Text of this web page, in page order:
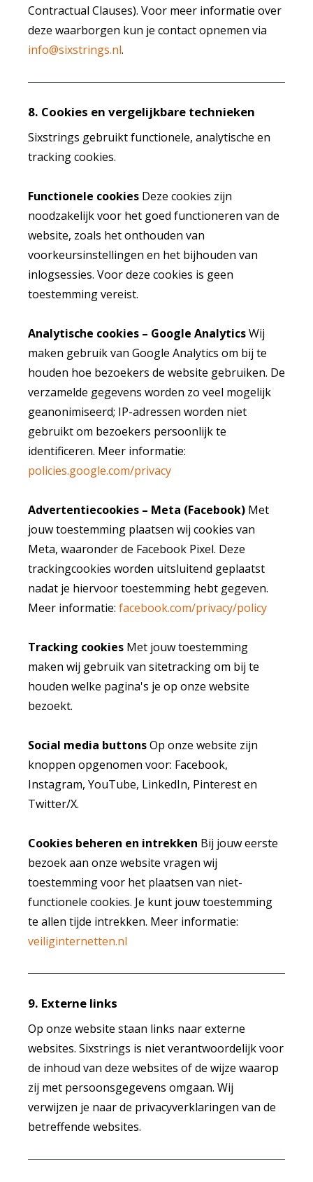
Contractual Clauses). Voor meer informatie over
deze waarborgen kun je contact opnemen via
info@sixstrings.nl.
8. Cookies en vergelijkbare technieken
Sixstrings gebruikt functionele, analytische en
tracking cookies.
Functionele cookies Deze cookies zijn
noodzakelijk voor het goed functioneren van de
website, zoals het onthouden van
voorkeursinstellingen en het bijhouden van
inlogsessies. Voor deze cookies is geen
toestemming vereist.
Analytische cookies – Google AnalyticsWij
maken gebruik van Google Analytics om bij te
houden hoe bezoekers de website gebruiken. De
verzamelde gegevens worden zo veel mogelijk
geanonimiseerd; IP-adressen worden niet
gebruikt om bezoekers persoonlijk te
identificeren. Meer informatie:
policies.google.com/privacy
Advertentiecookies – Meta (Facebook) Met
jouw toestemming plaatsen wij cookies van
Meta, waaronder de Facebook Pixel. Deze
trackingcookies worden uitsluitend geplaatst
nadat je hiervoor toestemming hebt gegeven.
Meer informatie: facebook.com/privacy/policy
Tracking cookies Met jouw toestemming
maken wij gebruik van sitetracking om bij te
houden welke pagina's je op onze website
bezoekt.
Social media buttonsOp onze website zijn
knoppen opgenomen voor: Facebook,
Instagram, YouTube, LinkedIn, Pinterest en
Twitter/X.
Cookies beheren en intrekken Bij jouw eerste
bezoek aan onze website vragen wij
toestemming voor het plaatsen van niet-
functionele cookies. Je kunt jouw toestemming
te allen tijde intrekken. Meer informatie:
veiliginternetten.nl
9. Externe links
Op onze website staan links naar externe
websites. Sixstrings is niet verantwoordelijk voor
de inhoud van deze websites of de wijze waarop
zij met persoonsgegevens omgaan. Wij
verwijzen je naar de privacyverklaringen van de
betreffende websites.